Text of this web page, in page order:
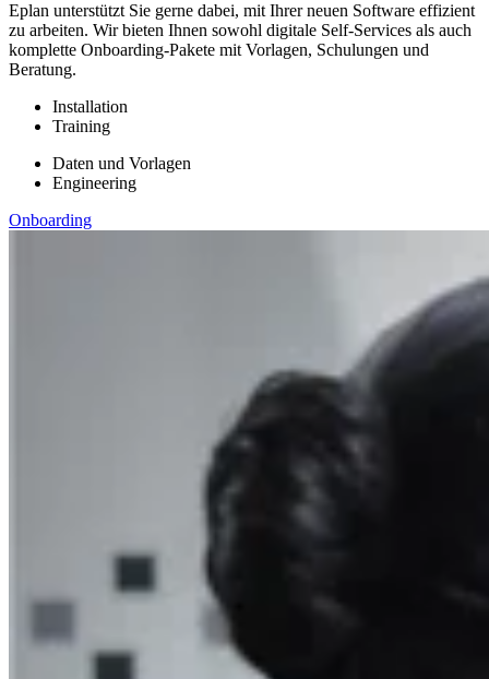
Eplan unterstützt Sie gerne dabei, mit Ihrer neuen Software effizient
zu arbeiten. Wir bieten Ihnen sowohl digitale Self-Services als auch
komplette Onboarding-Pakete mit Vorlagen, Schulungen und
Beratung.
Installation
Training
Daten und Vorlagen
Engineering
Onboarding